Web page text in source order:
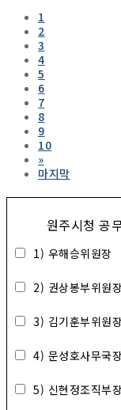
1
2
3
4
5
6
7
8
9
10
»
마지막
원주시청 공
1) 우해승위원장
2) 권상봉부위원장
3) 김기훈부위원장
4) 문성호사무국장
5) 신현정조직부장